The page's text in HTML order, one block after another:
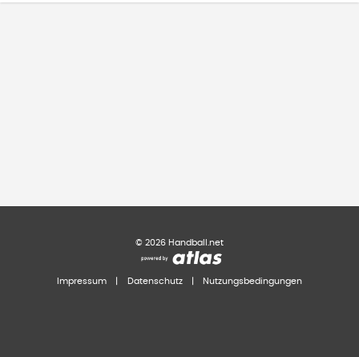
© 2026 Handball.net
Impressum Datenschutz Nutzungsbedingungen